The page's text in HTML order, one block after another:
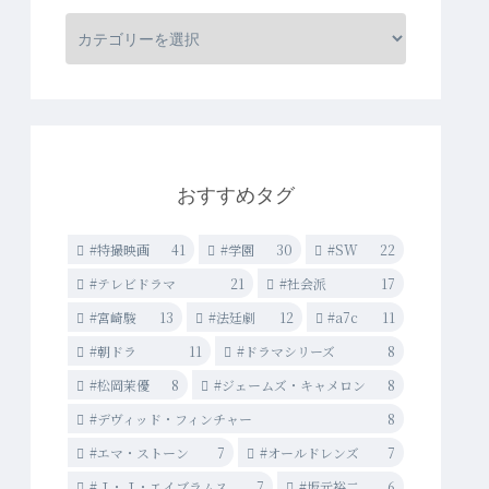
おすすめタグ
#特撮映画 41 #学園 30 #SW
22
#テレビドラマ
21 #社会派
17
#宮崎駿
13 #法廷劇 12 #a7c
11
#朝ドラ
11 #ドラマシリーズ
8
#松岡茉優
8 #ジェームズ・キャメロン
8
#デヴィッド・フィンチャー
8
#エマ・ストーン
7 #オールドレンズ
7